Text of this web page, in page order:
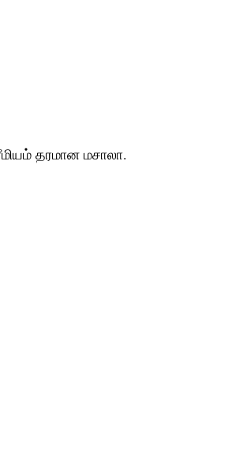
தரமான மசாலா.